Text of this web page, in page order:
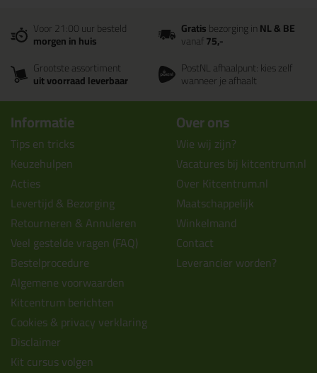
Voor 21:00 uur besteld
morgen in huis
Gratisbezorging inNL & BE
vanaf75,-
Grootste assortiment
uit voorraad leverbaar
PostNL afhaalpunt: kies zelf
wanneer je afhaalt
Informatie
Tips en tricks
Keuzehulpen
Acties
Levertijd & Bezorging
Retourneren & Annuleren
Veel gestelde vragen (FAQ)
Bestelprocedure
Algemene voorwaarden
Kitcentrum berichten
Cookies & privacy verklaring
Disclaimer
Kit cursus volgen
Over ons
Wie wij zijn?
Vacatures bij kitcentrum.nl
Over Kitcentrum.nl
Maatschappelijk
Winkelmand
Contact
Leverancier worden?